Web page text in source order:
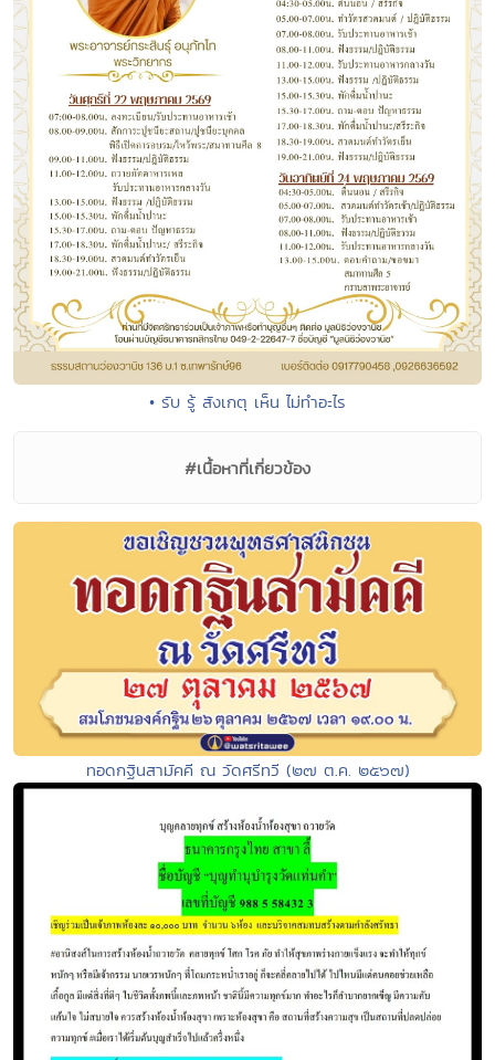
• รับ รู้ สังเกตุ เห็น ไม่ทำอะไร
#เนื้อหาที่เกี่ยวข้อง
ทอดกฐินสามัคคี ณ วัดศรีทวี (๒๗ ต.ค. ๒๕๖๗)